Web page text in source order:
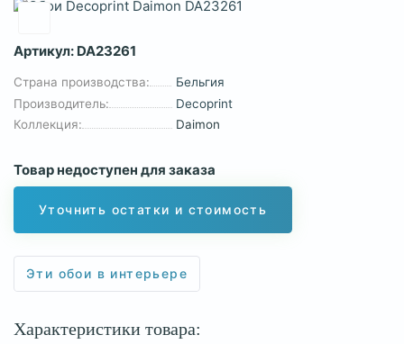
Артикул: DA23261
Страна производства:
Бельгия
Производитель:
Decoprint
Коллекция:
Daimon
Товар недоступен для заказа
Уточнить остатки и стоимость
Эти обои в интерьере
Характеристики товара: